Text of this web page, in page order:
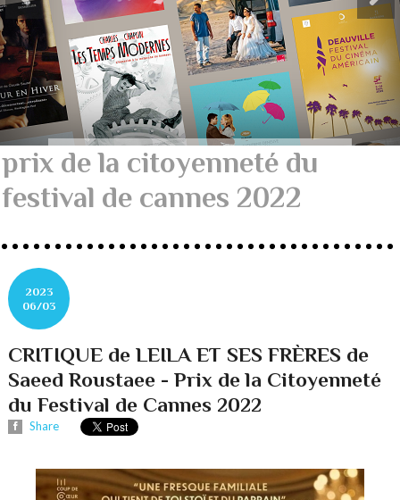
prix de la citoyenneté du
festival de cannes 2022
2023
06/03
CRITIQUE de LEILA ET SES FRÈRES de
Saeed Roustaee - Prix de la Citoyenneté
du Festival de Cannes 2022
Share